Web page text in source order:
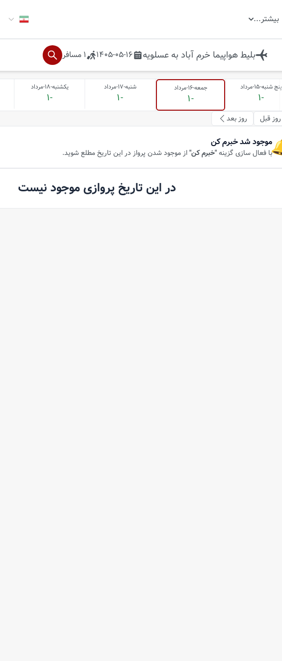
بیشتر...
بلیط هواپیما خرم آباد به عسلویه 1405-05-16
1 مسافر
پنج شنبه-15-مرداد
-1
جمعه-16-مرداد
-1
شنبه-17-مرداد
-1
یکشنبه-18-مرداد
-1
روز قبل روز بعد
موجود شد خبرم کن
با فعال سازی گزینه"خبرم کن"از موجود شدن پرواز در این تاریخ مطلع شوید.
در این تاریخ پروازی موجود نیست